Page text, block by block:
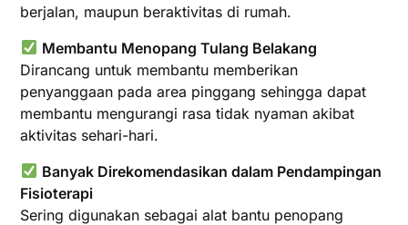
berjalan, maupun beraktivitas di rumah.
Membantu Menopang Tulang Belakang
Dirancang untuk membantu memberikan
penyanggaan pada area pinggang sehingga dapat
membantu mengurangi rasa tidak nyaman akibat
aktivitas sehari-hari.
Banyak Direkomendasikan dalam Pendampingan
Fisioterapi
Sering digunakan sebagai alat bantu penopang